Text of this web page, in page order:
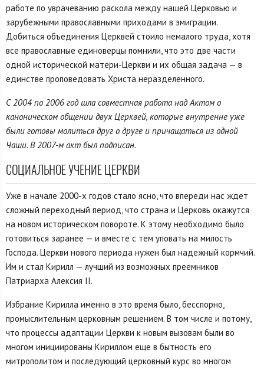
работе по уврачеванию раскола между нашей Церковью и
зарубежными православными приходами в эмиграции.
Добиться объединения Церквей стоило немалого труда, хотя
все православные единоверцы помнили, что это две части
одной исторической матери-Церкви и их общая задача — в
единстве проповедовать Христа неразделенного.
С 2004 по 2006 год шла совместная работа над Актом о
каноническом общении двух Церквей, которые внутренне уже
были готовы молиться друг о друге и причащаться из одной
Чаши. В 2007-м акт был подписан.
СОЦИАЛЬНОЕ УЧЕНИЕ ЦЕРКВИ
Уже в начале 2000-х годов стало ясно, что впереди нас ждет
сложный переходный период, что страна и Церковь окажутся
на новом историческом повороте. К этому необходимо было
готовиться заранее — и вместе с тем уповать на милость
Господа. Церкви нового периода нужен был надежный кормчий.
Им и стал Кирилл — лучший из возможных преемников
Патриарха Алексия II.
Избрание Кирилла именно в это время было, бесспорно,
промыслительным церковным решением. В том числе и потому,
что процессы адаптации Церкви к новым вызовам были во
многом инициированы Кириллом еще в бытность его
митрополитом и последующий церковный курс во многом